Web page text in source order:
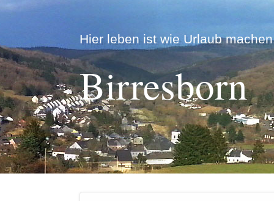
Hier leben ist wie Urlaub
Birresborn